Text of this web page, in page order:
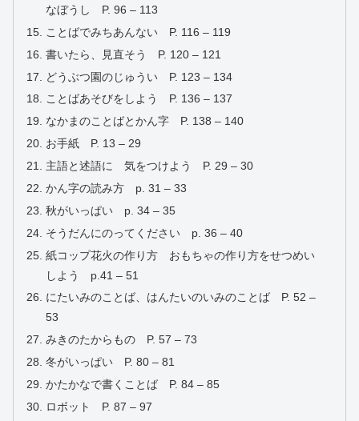
なぼうし P. 96 – 113
ことばでみちあんない P. 116 – 119
書いたら、見直そう P. 120 – 121
どうぶつ園のじゅうい P. 123 – 134
ことばあそびをしよう P. 136 – 137
なかまのことばとかん字 P. 138 – 140
お手紙 P. 13 – 29
主語と述語に 気をつけよう P. 29 – 30
かん字の読み方 p. 31 – 33
秋がいっぱい p. 34 – 35
そうだんにのってください p. 36 – 40
紙コップ花火の作り方 おもちゃの作り方をせつめい
しよう p.41 – 51
にたいみのことば、はんたいのいみのことば P. 52 –
53
みきのたからもの P. 57 – 73
冬がいっぱい P. 80 – 81
かたかなで書くことば P. 84 – 85
ロボット P. 87 – 97